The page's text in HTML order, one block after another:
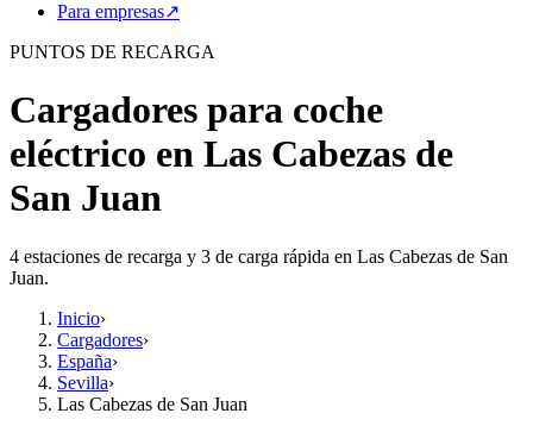
Para empresas↗
PUNTOS DE RECARGA
Cargadores para coche
eléctrico en Las Cabezas de
San Juan
4 estaciones de recarga y 3 de carga rápida en Las Cabezas de San
Juan.
Inicio›
Cargadores›
España›
Sevilla›
Las Cabezas de San Juan